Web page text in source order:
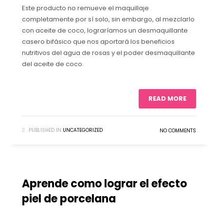
Este producto no remueve el maquillaje
completamente por sí solo, sin embargo, al mezclarlo
con aceite de coco, lograríamos un desmaquillante
casero bifásico que nos aportará los beneficios
nutritivos del agua de rosas y el poder desmaquillante
del aceite de coco.
READ MORE
PUBLISHED IN UNCATEGORIZED NO COMMENTS
Aprende como lograr el efecto
piel de porcelana